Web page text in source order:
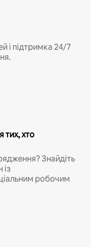
і підтримка 24/7
тих, хто
Знайдіть
робочим